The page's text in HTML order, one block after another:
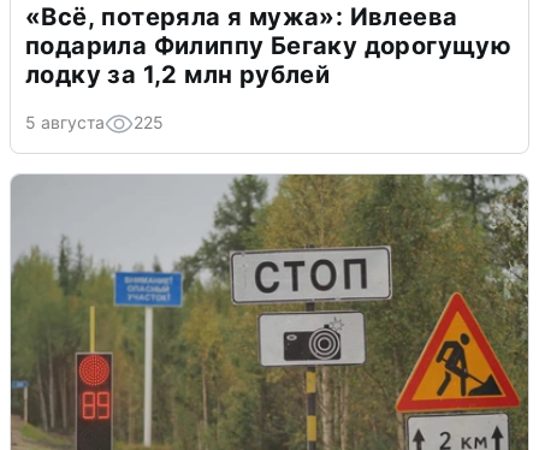
«Всё, потеряла я мужа»: Ивлеева
подарила Филиппу Бегаку дорогущую
лодку за 1,2 млн рублей
5 августа 225